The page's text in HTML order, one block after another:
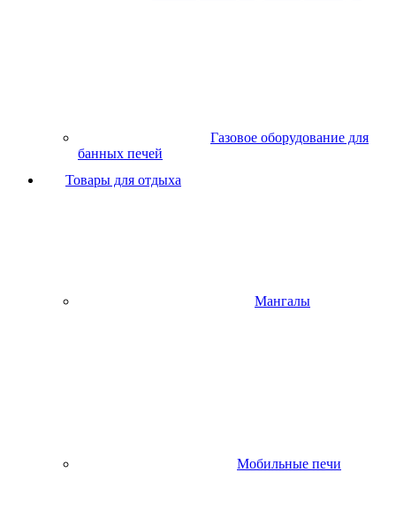
Газовое оборудование для
банных печей
Товары для отдыха
Мангалы
Мобильные печи